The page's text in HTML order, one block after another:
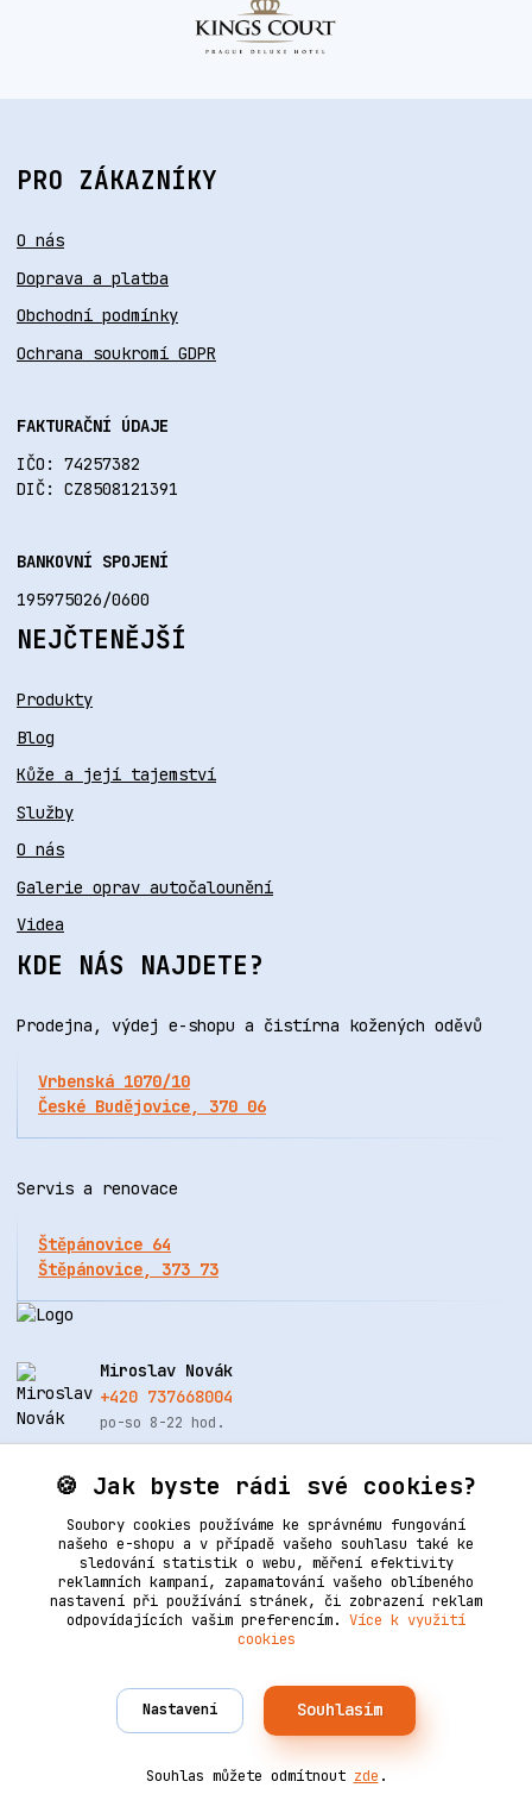
PRO ZÁKAZNÍKY
O nás
Doprava a platba
Obchodní podmínky
Ochrana soukromí GDPR
FAKTURAČNÍ ÚDAJE
IČO: 74257382
DIČ: CZ8508121391
BANKOVNÍ SPOJENÍ
195975026/0600
NEJČTENĚJŠÍ
Produkty
Blog
Kůže a její tajemství
Služby
O nás
Galerie oprav autočalounění
Videa
KDE NÁS NAJDETE?
Prodejna, výdej e-shopu a čistírna kožených oděvů
Vrbenská 1070/10
České Budějovice, 370 06
Servis a renovace
Štěpánovice 64
Štěpánovice, 373 73
Miroslav Novák
+420 737668004
po-so 8-22 hod.
info@renovacekuze.cz
Empiredesign nakódovalOndřejDvořák.com
Vytvořeno na Eshop-rychle.cz
🍪 Jak byste rádi své cookies?
Soubory cookies používáme ke správnému fungování
našeho e-shopu a v případě vašeho souhlasu také ke
sledování statistik o webu, měření efektivity
reklamních kampaní, zapamatování vašeho oblíbeného
nastavení při používání stránek, či zobrazení reklam
odpovídajících vašim preferencím. Více k využití
cookies
Nastavení Souhlasím
Souhlas můžete odmítnout zde .